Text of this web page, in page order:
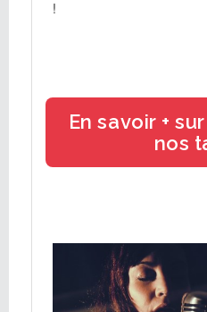
!
En savoir +
nos